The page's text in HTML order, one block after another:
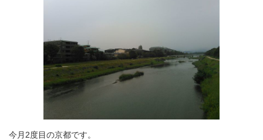
今月2度目の京都です。